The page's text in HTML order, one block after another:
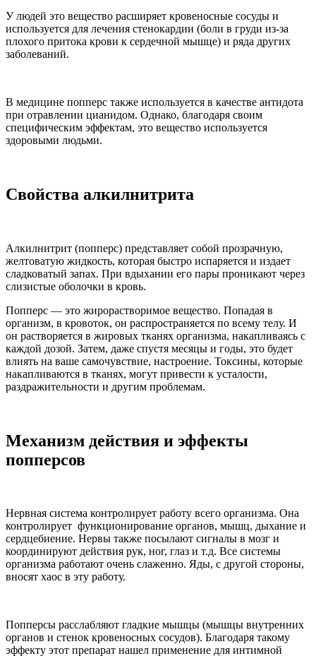
У людей это вещество расширяет кровеносные сосуды и
используется для лечения стенокардии (боли в груди из-за
плохого притока крови к сердечной мышце) и ряда других
заболеваний.
В медицине попперс также используется в качестве антидота
при отравлении цианидом. Однако, благодаря своим
специфическим эффектам, это вещество используется
здоровыми людьми.
Свойства алкилнитрита
Алкилнитрит (попперс) представляет собой прозрачную,
желтоватую жидкость, которая быстро испаряется и издает
сладковатый запах. При вдыхании его пары проникают через
слизистые оболочки в кровь.
Попперс — это жирорастворимое вещество. Попадая в
организм, в кровоток, он распространяется по всему телу. И
он растворяется в жировых тканях организма, накапливаясь с
каждой дозой. Затем, даже спустя месяцы и годы, это будет
влиять на ваше самочувствие, настроение. Токсины, которые
накапливаются в тканях, могут привести к усталости,
раздражительности и другим проблемам.
Механизм действия и эффекты
попперсов
Нервная система контролирует работу всего организма. Она
контролирует функционирование органов, мышц, дыхание и
сердцебиение. Нервы также посылают сигналы в мозг и
координируют действия рук, ног, глаз и т.д. Все системы
организма работают очень слаженно. Яды, с другой стороны,
вносят хаос в эту работу.
Попперсы расслабляют гладкие мышцы (мышцы внутренних
органов и стенок кровеносных сосудов). Благодаря такому
эффекту этот препарат нашел применение для интимной